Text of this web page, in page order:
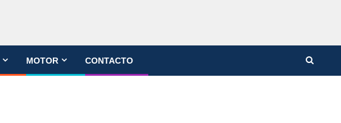
MOTOR CONTACTO